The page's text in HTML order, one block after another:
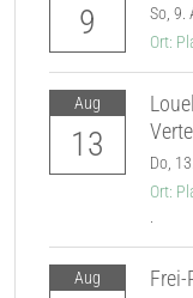
9 So, 9.
Ort:
Aug
13 Do,
Ort:
.
Aug